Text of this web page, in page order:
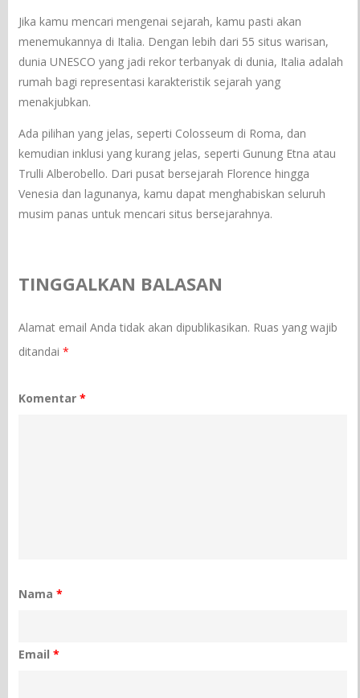
Jika kamu mencari mengenai sejarah, kamu pasti akan
menemukannya di Italia. Dengan lebih dari 55 situs warisan,
dunia UNESCO yang jadi rekor terbanyak di dunia, Italia adalah
rumah bagi representasi karakteristik sejarah yang
menakjubkan.
Ada pilihan yang jelas, seperti Colosseum di Roma, dan
kemudian inklusi yang kurang jelas, seperti Gunung Etna atau
Trulli Alberobello. Dari pusat bersejarah Florence hingga
Venesia dan lagunanya, kamu dapat menghabiskan seluruh
musim panas untuk mencari situs bersejarahnya.
TINGGALKAN BALASAN
Alamat email Anda tidak akan dipublikasikan. Ruas yang wajib
ditandai*
Komentar*
Nama*
Email*